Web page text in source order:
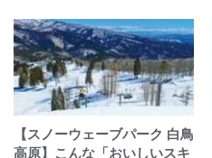
【スノーウェーブパーク 白鳥
高原】こんな「おいしいスキ